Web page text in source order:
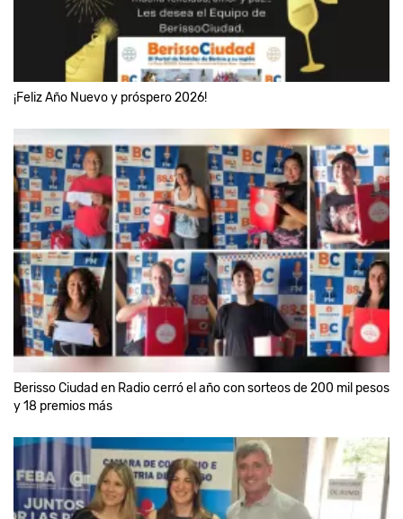
¡Feliz Año Nuevo y próspero 2026!
Berisso Ciudad en Radio cerró el año con sorteos de 200 mil pesos
y 18 premios más